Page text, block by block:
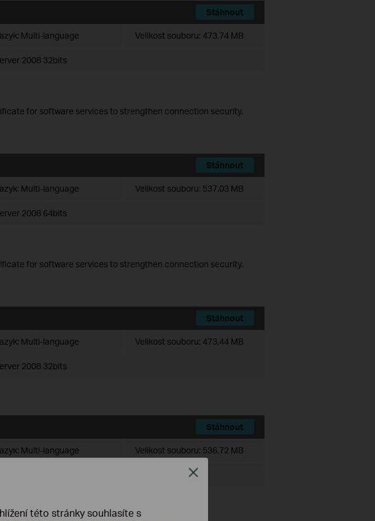
Stáhnout
Multi-language Velikost souboru: 473.74 MB
2008 32bits
for software services to strengthen connection security.
Stáhnout
Multi-language Velikost souboru: 537.03 MB
2008 64bits
for software services to strengthen connection security.
Stáhnout
Multi-language Velikost souboru: 473.44 MB
2008 32bits
Stáhnout
Multi-language Velikost souboru: 536.72 MB
této stránky souhlasíte s
Close